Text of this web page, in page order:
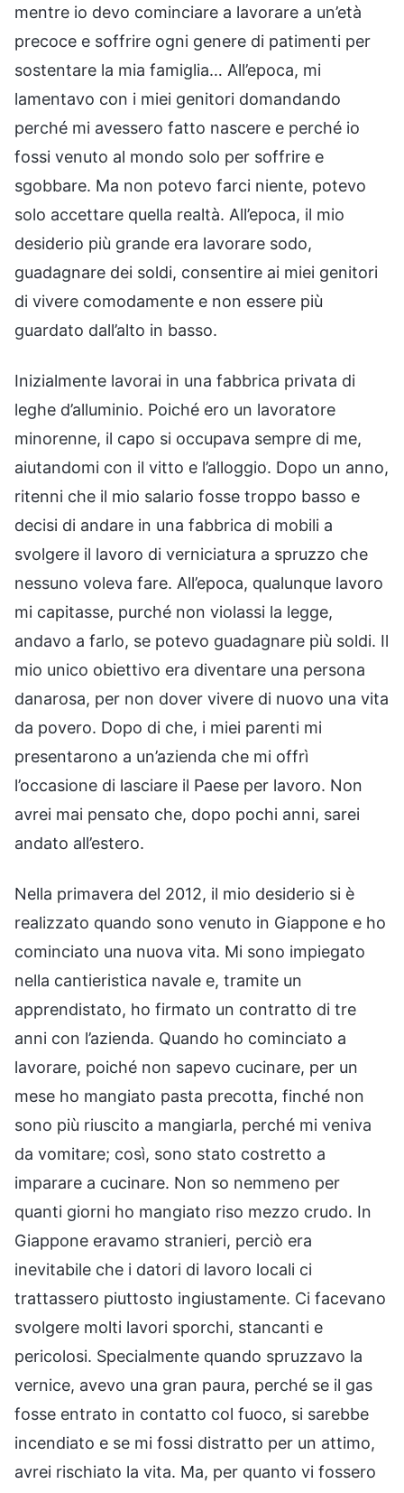
mentre io devo cominciare a lavorare a un’età
precoce e soffrire ogni genere di patimenti per
sostentare la mia famiglia… All’epoca, mi
lamentavo con i miei genitori domandando
perché mi avessero fatto nascere e perché io
fossi venuto al mondo solo per soffrire e
sgobbare. Ma non potevo farci niente, potevo
solo accettare quella realtà. All’epoca, il mio
desiderio più grande era lavorare sodo,
guadagnare dei soldi, consentire ai miei genitori
di vivere comodamente e non essere più
guardato dall’alto in basso.
Inizialmente lavorai in una fabbrica privata di
leghe d’alluminio. Poiché ero un lavoratore
minorenne, il capo si occupava sempre di me,
aiutandomi con il vitto e l’alloggio. Dopo un anno,
ritenni che il mio salario fosse troppo basso e
decisi di andare in una fabbrica di mobili a
svolgere il lavoro di verniciatura a spruzzo che
nessuno voleva fare. All’epoca, qualunque lavoro
mi capitasse, purché non violassi la legge,
andavo a farlo, se potevo guadagnare più soldi. Il
mio unico obiettivo era diventare una persona
danarosa, per non dover vivere di nuovo una vita
da povero. Dopo di che, i miei parenti mi
presentarono a un’azienda che mi offrì
l’occasione di lasciare il Paese per lavoro. Non
avrei mai pensato che, dopo pochi anni, sarei
andato all’estero.
Nella primavera del 2012, il mio desiderio si è
realizzato quando sono venuto in Giappone e ho
cominciato una nuova vita. Mi sono impiegato
nella cantieristica navale e, tramite un
apprendistato, ho firmato un contratto di tre
anni con l’azienda. Quando ho cominciato a
lavorare, poiché non sapevo cucinare, per un
mese ho mangiato pasta precotta, finché non
sono più riuscito a mangiarla, perché mi veniva
da vomitare; così, sono stato costretto a
imparare a cucinare. Non so nemmeno per
quanti giorni ho mangiato riso mezzo crudo. In
Giappone eravamo stranieri, perciò era
inevitabile che i datori di lavoro locali ci
trattassero piuttosto ingiustamente. Ci facevano
svolgere molti lavori sporchi, stancanti e
pericolosi. Specialmente quando spruzzavo la
vernice, avevo una gran paura, perché se il gas
fosse entrato in contatto col fuoco, si sarebbe
incendiato e se mi fossi distratto per un attimo,
avrei rischiato la vita. Ma, per quanto vi fossero